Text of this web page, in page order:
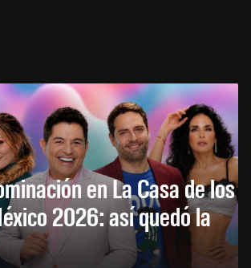
en La Casa de los
2026: así quedó la